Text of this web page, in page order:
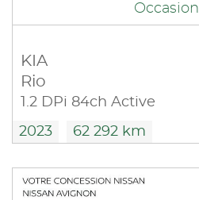
Occasion
KIA
Rio
1.2 DPi 84ch Active
2023 62 292 km